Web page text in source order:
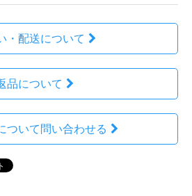
・配送について
品について
ついて問い合わせる